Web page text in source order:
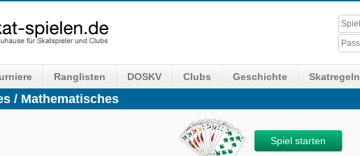
Ranglisten DOSKV Clubs Geschichte Skatregeln
/ Mathematisches
Spiel starten